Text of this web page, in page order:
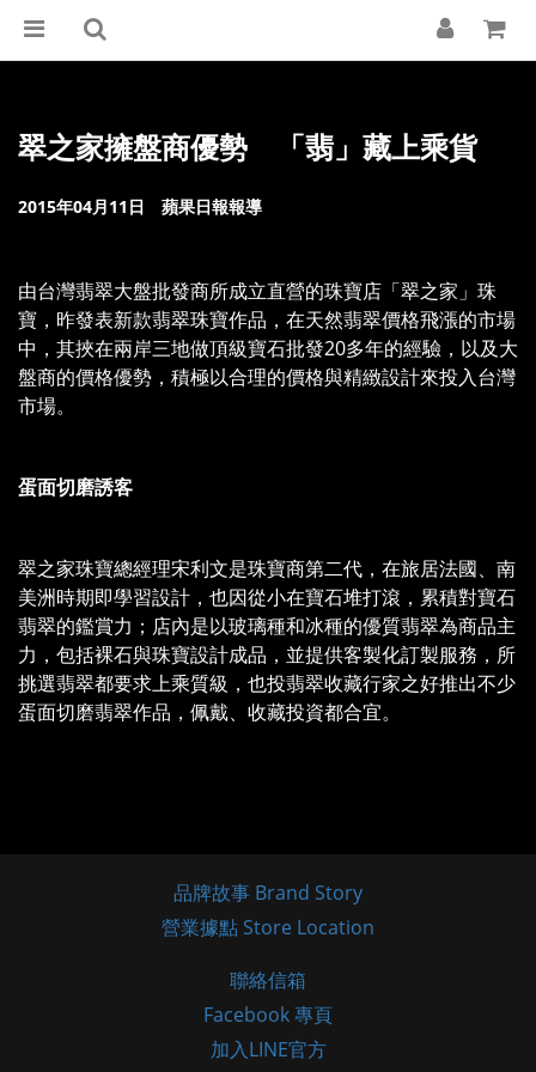
翠之家擁盤商優勢 「翡」藏上乘貨
2015年04月11日 蘋果日報報導
由台灣翡翠大盤批發商所成立直營的珠寶店「翠之家」珠
寶，昨發表新款翡翠珠寶作品，在天然翡翠價格飛漲的市場
中，其挾在兩岸三地做頂級寶石批發20多年的經驗，以及大
盤商的價格優勢，積極以合理的價格與精緻設計來投入台灣
市場。
蛋面切磨誘客
翠之家珠寶總經理宋利文是珠寶商第二代，在旅居法國、南
美洲時期即學習設計，也因從小在寶石堆打滾，累積對寶石
翡翠的鑑賞力；店內是以玻璃種和冰種的優質翡翠為商品主
力，包括裸石與珠寶設計成品，並提供客製化訂製服務，所
挑選翡翠都要求上乘質級，也投翡翠收藏行家之好推出不少
蛋面切磨翡翠作品，佩戴、收藏投資都合宜。
品牌故事 Brand Story
營業據點 Store Location
聯絡信箱
Facebook 專頁
加入LINE官方